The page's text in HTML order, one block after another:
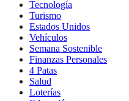
Tecnología
Turismo
Estados Unidos
Vehículos
Semana Sostenible
Finanzas Personales
4 Patas
Salud
Loterías